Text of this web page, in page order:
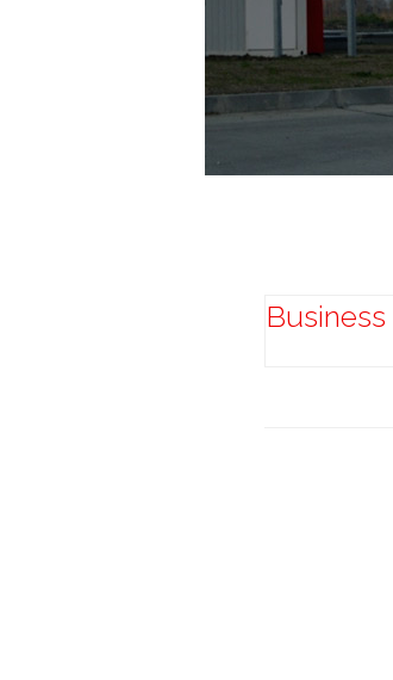
Business